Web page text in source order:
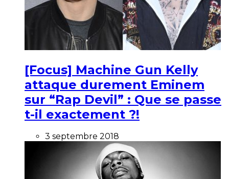
[Focus] Machine Gun Kelly
attaque durement Eminem
sur “Rap Devil” : Que se passe
t-il exactement ?!
3 septembre 2018